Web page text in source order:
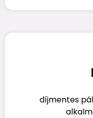
díjmentes